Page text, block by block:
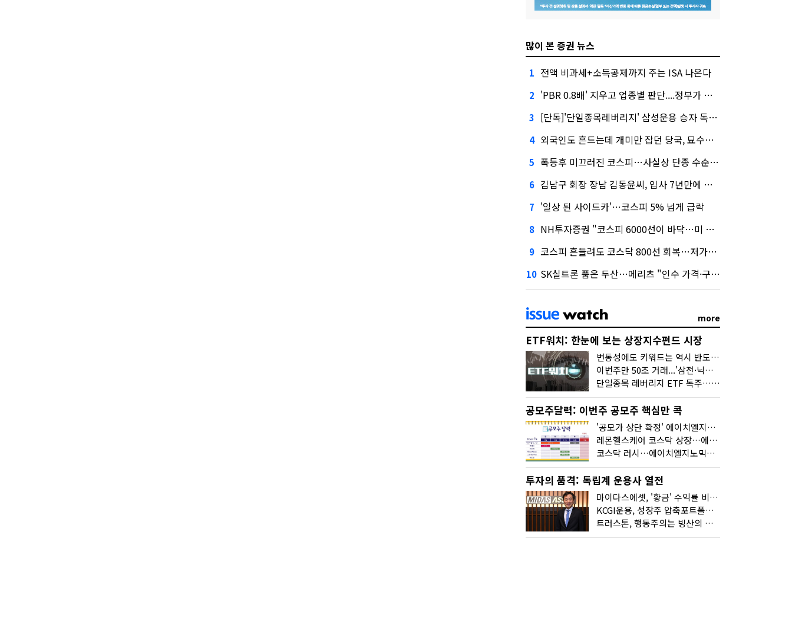
많이 본 증권 뉴스
1 전액 비과세+소득공제까지 주는 ISA 나온다
2 'PBR 0.8배' 지우고 업종별 판단....정부가 제시한 '주가 누르기' 방지법
3 [단독]'단일종목레버리지' 삼성운용 승자 독식...운용수익 미래에셋의 6배
4 외국인도 흔드는데 개미만 잡던 당국, 묘수는 과다호가부담금?
5 폭등후 미끄러진 코스피…사실상 단종 수순 밟는 '단종레'
6 김남구 회장 장남 김동윤씨, 입사 7년만에 한투증권 임원 승진
7 '일상 된 사이드카'…코스피 5% 넘게 급락
8 NH투자증권 "코스피 6000선이 바닥…미 금리 안정 후 추가 회복"
9 코스피 흔들려도 코스닥 800선 회복…저가매수세 유입
10 SK실트론 품은 두산…메리츠 "인수 가격·구조 모두 기대 이상"
more
ETF워치: 한눈에 보는 상장지수펀드 시장
변동성에도 키워드는 역시 반도체…신상품은 우주·방산
이번주만 50조 거래...'삼전·닉스 레버리지' 수익률은 -30%
단일종목 레버리지 ETF 독주…'증시 블랙홀'
공모주달력: 이번주 공모주 핵심만 콕
'공모가 상단 확정' 에이치엘지노믹스 청약
레몬헬스케어 코스닥 상장…에이치엘지노믹스 수요예측
코스닥 러시…에이치엘지노믹스 수요예측·레메디 청약
투자의 품격: 독립계 운용사 열전
마이다스에셋, '황금' 수익률 비결은 '꾸준함'
KCGI운용, 성장주 압축포트폴리오로 새 길을 그리다
트러스톤, 행동주의는 빙산의 일각...진정한 힘은 '주식형 강자'